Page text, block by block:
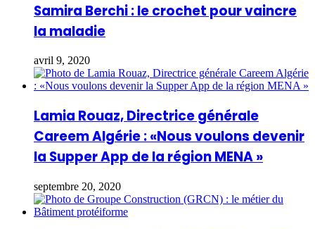
Samira Berchi : le crochet pour vaincre
la maladie
avril 9, 2020
Lamia Rouaz, Directrice générale
Careem Algérie : «Nous voulons devenir
la Supper App de la région MENA »
septembre 20, 2020